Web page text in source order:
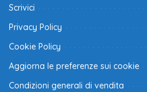
Scrivici
Privacy Policy
Cookie Policy
Aggiorna le preferenze sui cookie
Condizioni generali di vendita